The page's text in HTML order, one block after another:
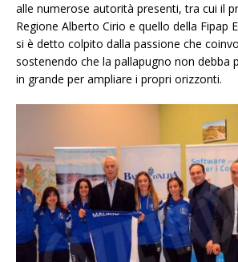
alle numerose autorità presenti, tra cui il
Regione Alberto Cirio e quello della Fipap
si è detto colpito dalla passione che
sostenendo che la pallapugno non debba
in grande per ampliare i propri orizzonti.